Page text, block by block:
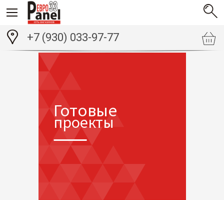
+7 (930) 033-97-77
Готовые
проекты